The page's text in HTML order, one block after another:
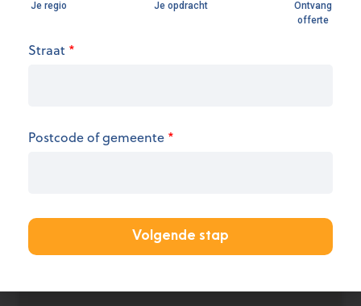
Straat *
Postcode of gemeente *
Volgende stap